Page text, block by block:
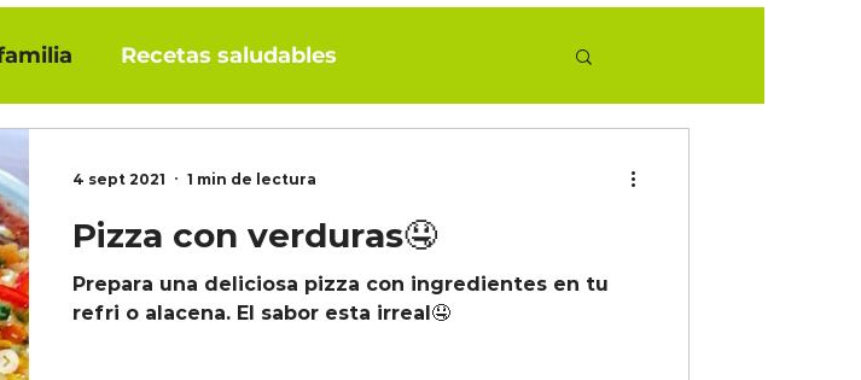
Recetas saludables
Pizza con verduras🤤
Prepara una deliciosa pizza con ingredientes en tu
refri o alacena. El sabor esta irreal🤤
4 sept 2021 1 min de lectura